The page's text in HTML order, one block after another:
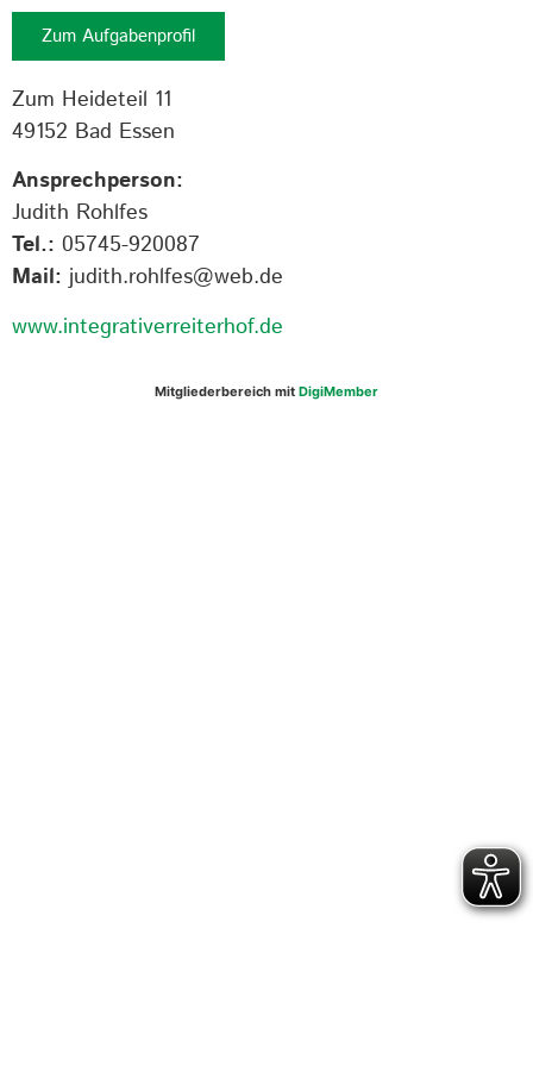
Zum Aufgabenprofil
Zum Heideteil 11
49152 Bad Essen
Ansprechperson:
Judith Rohlfes
Tel.: 05745-920087
Mail: judith.rohlfes@web.de
www.integrativerreiterhof.de
Mitgliederbereich mit DigiMember